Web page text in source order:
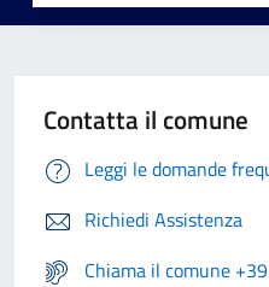
Contatta il comune
Leggi le domande
Richiedi Assistenza
Chiama il comune